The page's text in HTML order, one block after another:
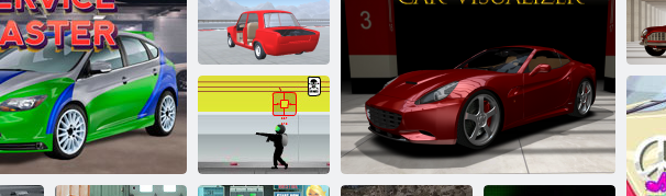
Mașină modificată
BMW i8
Autoturisme
Care Center
Simulator de
tuning auto